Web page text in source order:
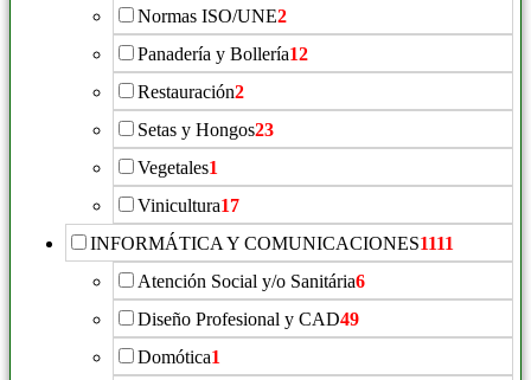
Normas ISO/UNE2
Panadería y Bollería12
Restauración2
Setas y Hongos23
Vegetales1
Vinicultura17
INFORMÁTICA Y COMUNICACIONES1111
Atención Social y/o Sanitária6
Diseño Profesional y CAD49
Domótica1